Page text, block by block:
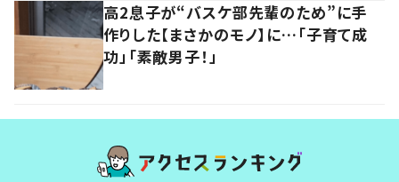
高2息子が“バスケ部先輩のため”に手
作りした【まさかのモノ】に…「子育て成
功」「素敵男子！」